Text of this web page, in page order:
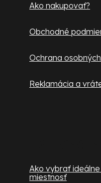
Ako nakupovať?
Obchodné
Ochrana
Reklamácia a
Ako vybrať
miestnosť